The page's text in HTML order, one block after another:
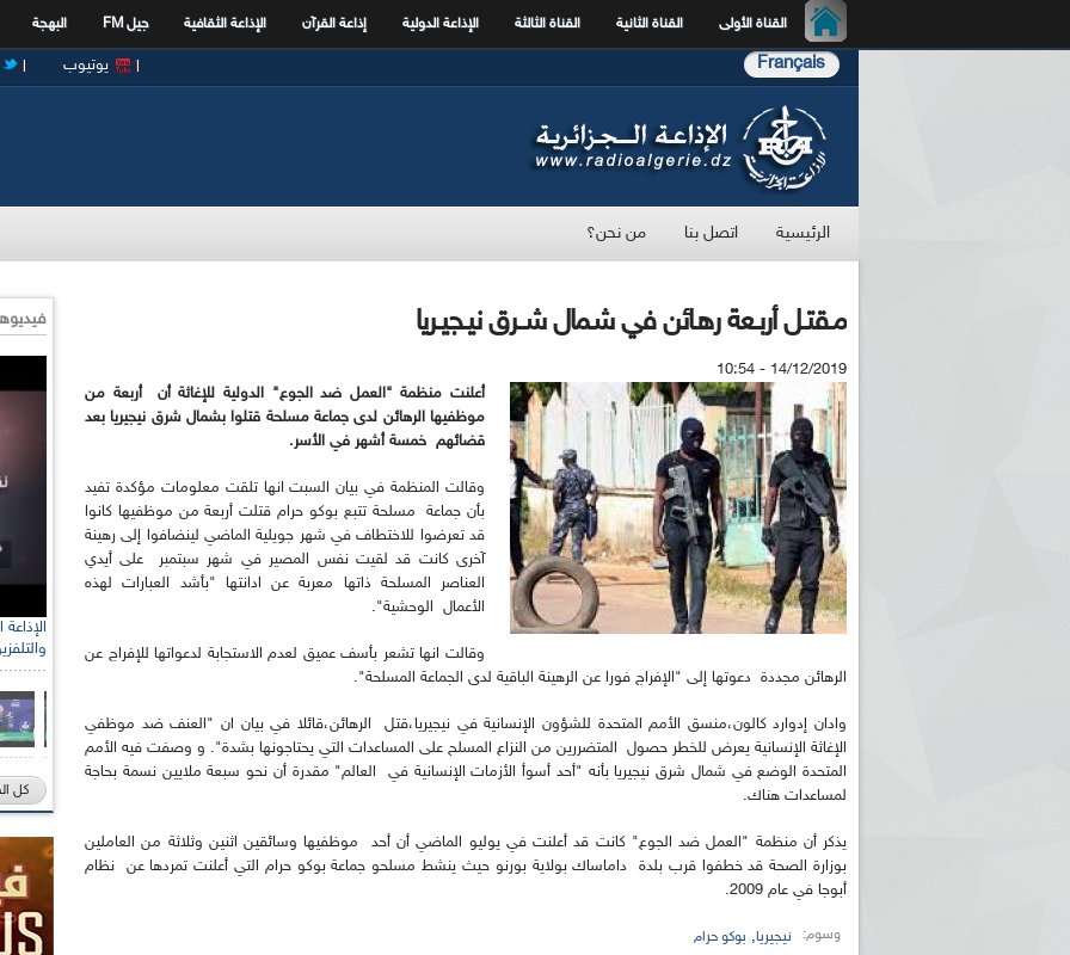
القناة الأولى القناة الثانية القناة الثالثة الإذاعة الدولية إذاعة القرآن الإذاعة الثقافية جيل FM البهجة
Français يوتيوب
الرئيسية اتصل بنا من نحن؟
مـقتـل أربـعة رهـائن في شـمال شــرق نيـجيـريا
14/12/2019 - 10:54
أعلنت منظمة "العمل ضد الجوع" الدولية للإغاثة أن أربعة من
موظفيها الرهائن لدى جماعة مسلحة قتلوا بشمال شرق نيجيريا بعد
قضائهم خمسة أشهر في الأسر.
وقالت المنظمة في بيان السبت انها تلقت معلومات مؤكدة تفيد
بأن جماعة مسلحة تتبع بوكو حرام قتلت أربعة من موظفيها كانوا
قد تعرضوا للاختطاف في شهر جويلية الماضي لينضافوا إلى رهينة
آخرى كانت قد لقيت نفس المصير في شهر سبتمبر على أيدي
العناصر المسلحة ذاتها معربة عن ادانتها "بأشد العبارات لهذه
الأعمال الوحشية".
وقالت انها تشعر بأسف عميق لعدم الاستجابة لدعواتها للإفراج عن
الرهائن مجددة دعوتها إلى "الإفراج فورا عن الرهينة الباقية لدى الجماعة المسلحة".
وادان إدوارد كالون،منسق الأمم المتحدة للشؤون الإنسانية في نيجيريا،قتل الرهائن،قائلا في بيان ان "العنف ضد موظفي
الإغاثة الإنسانية يعرض للخطر حصول المتضررين من النزاع المسلح على المساعدات التي يحتاجونها بشدة". و وصفت فيه الأمم
المتحدة الوضع في شمال شرق نيجيريا بأنه "أحد أسوأ الأزمات الإنسانية في العالم" مقدرة أن نحو سبعة ملايين نسمة بحاجة
لمساعدات هناك.
يذكر أن منظمة "العمل ضد الجوع" كانت قد أعلنت في يوليو الماضي أن أحد موظفيها وسائقين اثنين وثلاثة من العاملين
بوزارة الصحة قد خطفوا قرب بلدة داماساك بولاية بورنو حيث ينشط مسلحو جماعة بوكو حرام التي أعلنت تمردها عن نظام
أبوجا في عام 2009.
وسوم: نيجيريا, بوكو حرام
كل